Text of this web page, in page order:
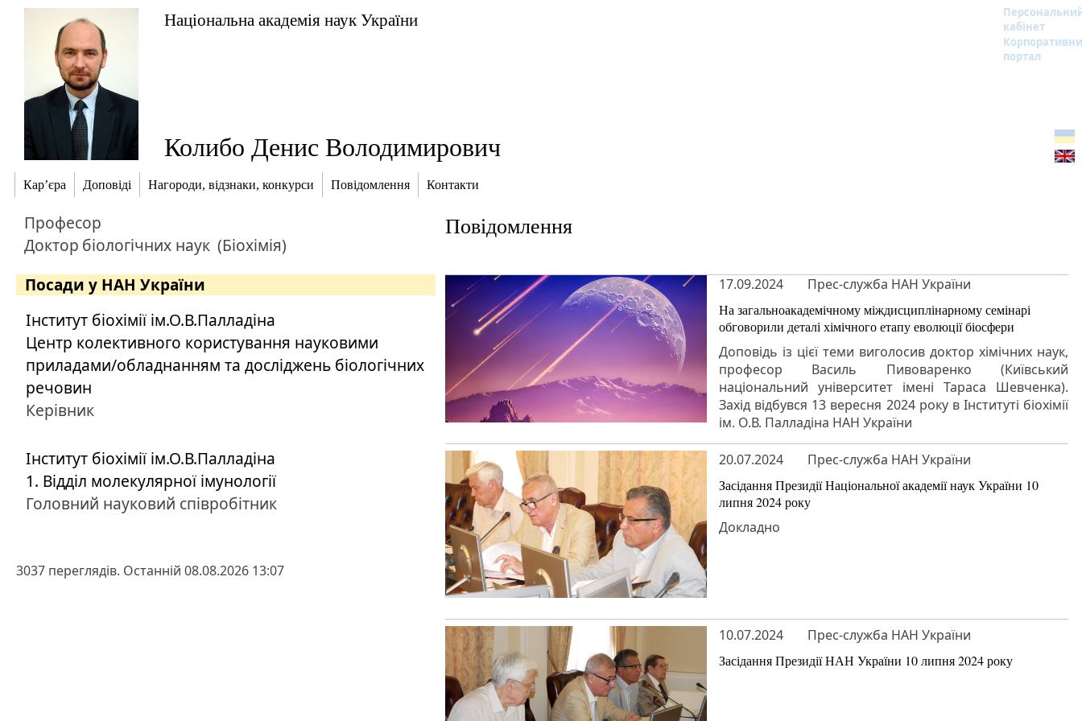
Національна академія наук України
кабінет
портал
Колибо Денис Володимирович
Кар’єра Доповіді Нагороди, відзнаки, конкурси Повідомлення Контакти
Професор
Доктор біологічних наук (Біохімія)
Посади у НАН України
Інститут біохімії ім.О.В.Палладіна
Центр колективного користування науковими
приладами/обладнанням та досліджень біологічних
речовин
Керівник
Інститут біохімії ім.О.В.Палладіна
1. Відділ молекулярної імунології
Головний науковий співробітник
3037 переглядів. Останній 08.08.2026 13:07
Повідомлення
17.09.2024 Прес-служба НАН України
На загальноакадемічному міждисциплінарному семінарі
обговорили деталі хімічного етапу еволюції біосфери
Доповідь із цієї теми виголосив доктор хімічних наук,
професор Василь Пивоваренко (Київський
національний університет імені Тараса Шевченка).
Захід відбувся 13 вересня 2024 року в Інституті біохімії
ім. О.В. Палладіна НАН України
20.07.2024 Прес-служба НАН України
Засідання Президії Національної академії наук України 10
липня 2024 року
Докладно
10.07.2024 Прес-служба НАН України
Засідання Президії НАН України 10 липня 2024 року